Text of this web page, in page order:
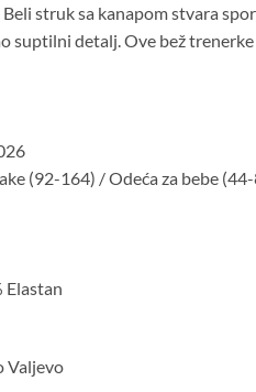
Beli struk sa kanapom stvara
suptilni detalj. Ove bež
(92-164) / Odeća za bebe
Elastan
Valjevo